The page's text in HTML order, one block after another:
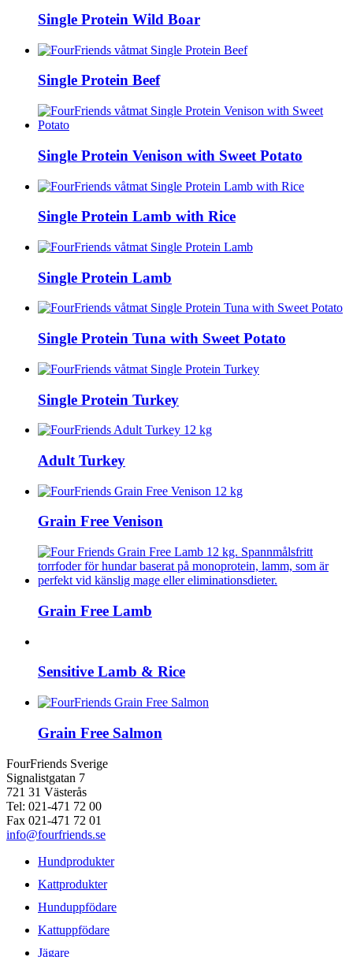
Single Protein Wild Boar
Single Protein Beef
Single Protein Venison with Sweet Potato
Single Protein Lamb with Rice
Single Protein Lamb
Single Protein Tuna with Sweet Potato
Single Protein Turkey
Adult Turkey
Grain Free Venison
Grain Free Lamb
Sensitive Lamb & Rice
Grain Free Salmon
FourFriends Sverige
Signalistgatan 7
721 31 Västerås
Tel: 021-471 72 00
Fax 021-471 72 01
info@fourfriends.se
Hundprodukter
Kattprodukter
Hunduppfödare
Kattuppfödare
Jägare